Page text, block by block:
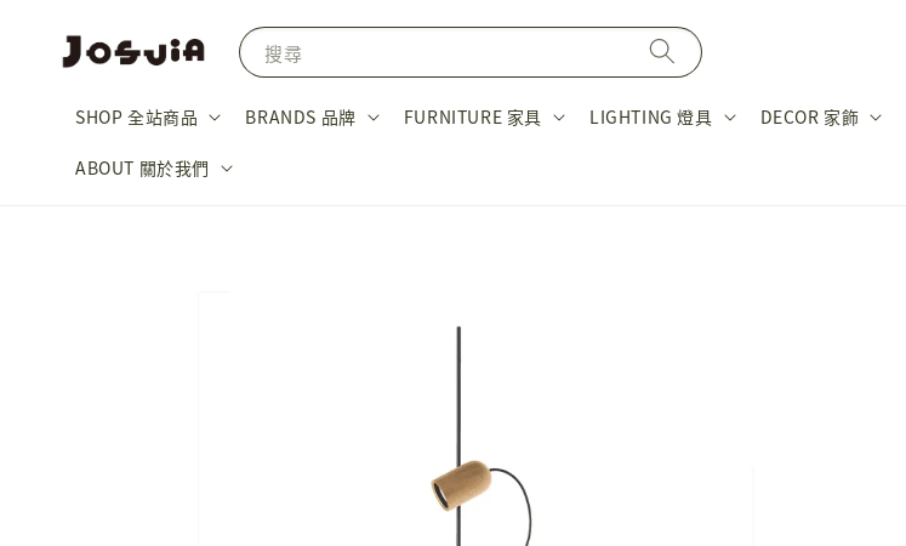
搜尋
SHOP 全站商品 BRANDS 品牌 FURNITURE 家具 LIGHTING 燈具 DECOR 家飾
ABOUT 關於我們